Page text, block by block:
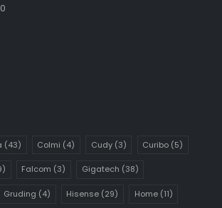
(43) Colmi (4) Cudy(3) Curibo (5)
Falcom (3) Gigatech (38)
Gruding (4) Hisense (29) Home(11)